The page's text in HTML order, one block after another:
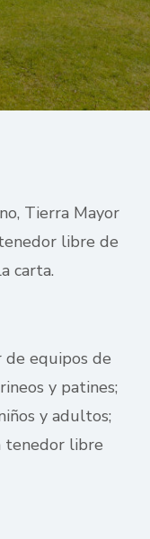
Tierra Mayor
libre de
carta.
de equipos de
y patines;
y adultos;
tenedor libre